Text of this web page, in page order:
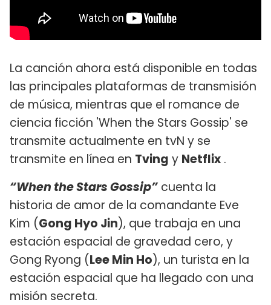
La canción ahora está disponible en todas
las principales plataformas de transmisión
de música, mientras que el romance de
ciencia ficción 'When the Stars Gossip' se
transmite actualmente en tvN y se
transmite en línea en Tving y Netflix .
“When the Stars Gossip” cuenta la
historia de amor de la comandante Eve
Kim (Gong Hyo Jin), que trabaja en una
estación espacial de gravedad cero, y
Gong Ryong (Lee Min Ho), un turista en la
estación espacial que ha llegado con una
misión secreta.